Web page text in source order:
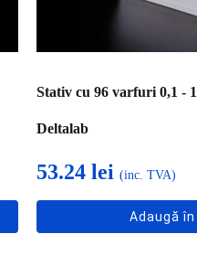
Stativ cu 96 varfuri 0,1 -
Deltalab
53.24 lei (inc. TVA)
Adaugă